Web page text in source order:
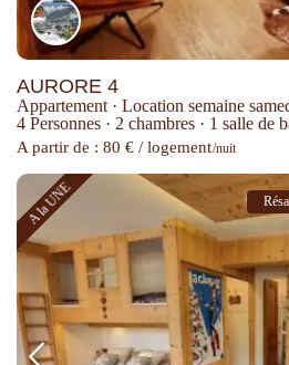
AURORE 4
Appartement · Location semaine
4 Personnes · 2 chambres · 1 salle de
A partir de : 80 € / logement/nuit
A la UNE